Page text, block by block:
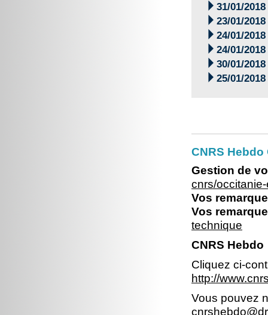
 31/01/2018
 23/01/2018
 24/01/2018
 24/01/2018
 30/01/2018
 25/01/2018
CNRS
Gestion de
cnrs/
Vos
Vos
technique
CNRS Hebdo
Cliquez ci-
http://
Vous pouvez